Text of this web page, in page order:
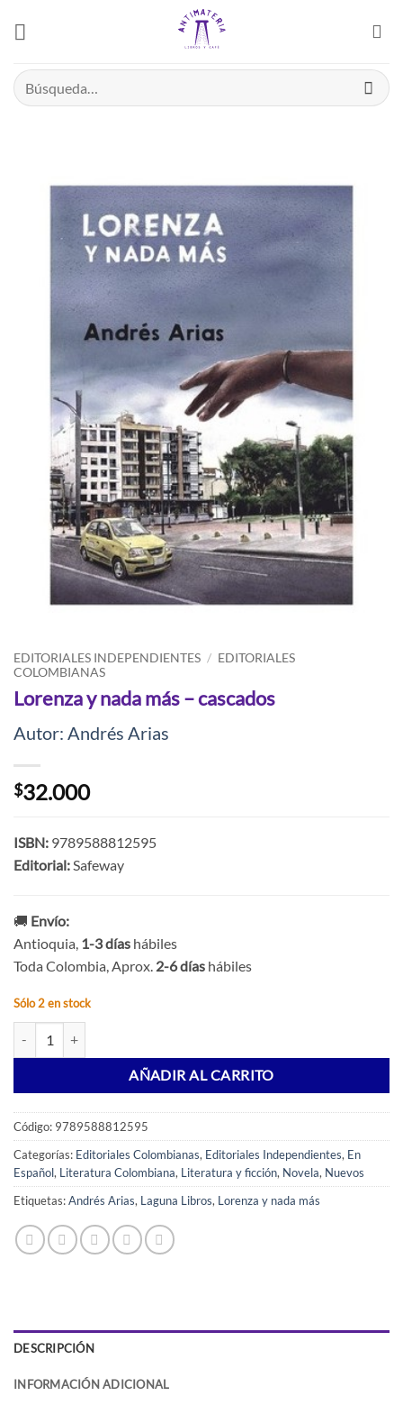
Buscar
por:
EDITORIALES INDEPENDIENTES / EDITORIALES
COLOMBIANAS
Lorenza y nada más – cascados
Autor: Andrés Arias
$32.000
ISBN: 9789588812595
Editorial:Safeway
🚚 Envío:
Antioquia, 1-3 días hábiles
Toda Colombia, Aprox. 2-6 días hábiles
Sólo 2 en stock
Lorenza y nada más - cascados cantidad
AÑADIR AL CARRITO
Código: 9789588812595
Categorías: Editoriales Colombianas, Editoriales Independientes, En
Español, Literatura Colombiana, Literatura y ficción, Novela, Nuevos
Etiquetas:Andrés Arias, Laguna Libros, Lorenza y nada más
DESCRIPCIÓN
INFORMACIÓN ADICIONAL